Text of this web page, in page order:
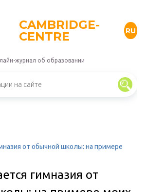
CAMBRIDGE-
CENTRE
RU
журнал об образовании
от обычной школы: на примере
гимназия от